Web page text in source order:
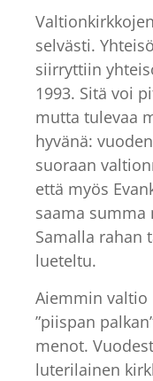
selvästi.
siirryttiin
1993. Sitä voi
mutta tulevaa
hyvänä:
suoraan
että myös
saama summa
Samalla rahan
lueteltu.
Aiemmin valtio
”piispan
menot.
luterilainen